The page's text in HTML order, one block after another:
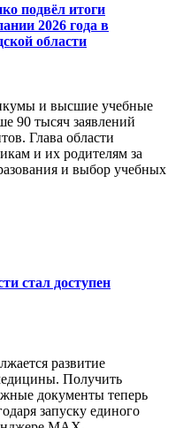
подвёл итоги
2026 года в
области
и высшие учебные
90 тысяч заявлений
Глава области
и их родителям за
и выбор учебных
стал доступен
развитие
Получить
документы теперь
запуску единого